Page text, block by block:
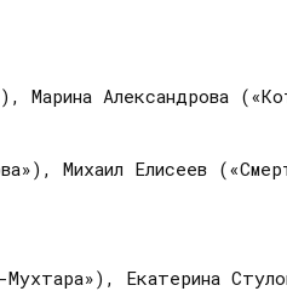
Марина Александрова
Михаил Елисеев
Мухтара»), Екатерина